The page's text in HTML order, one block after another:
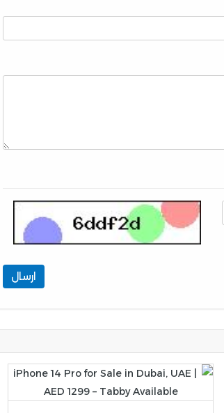
ارسال